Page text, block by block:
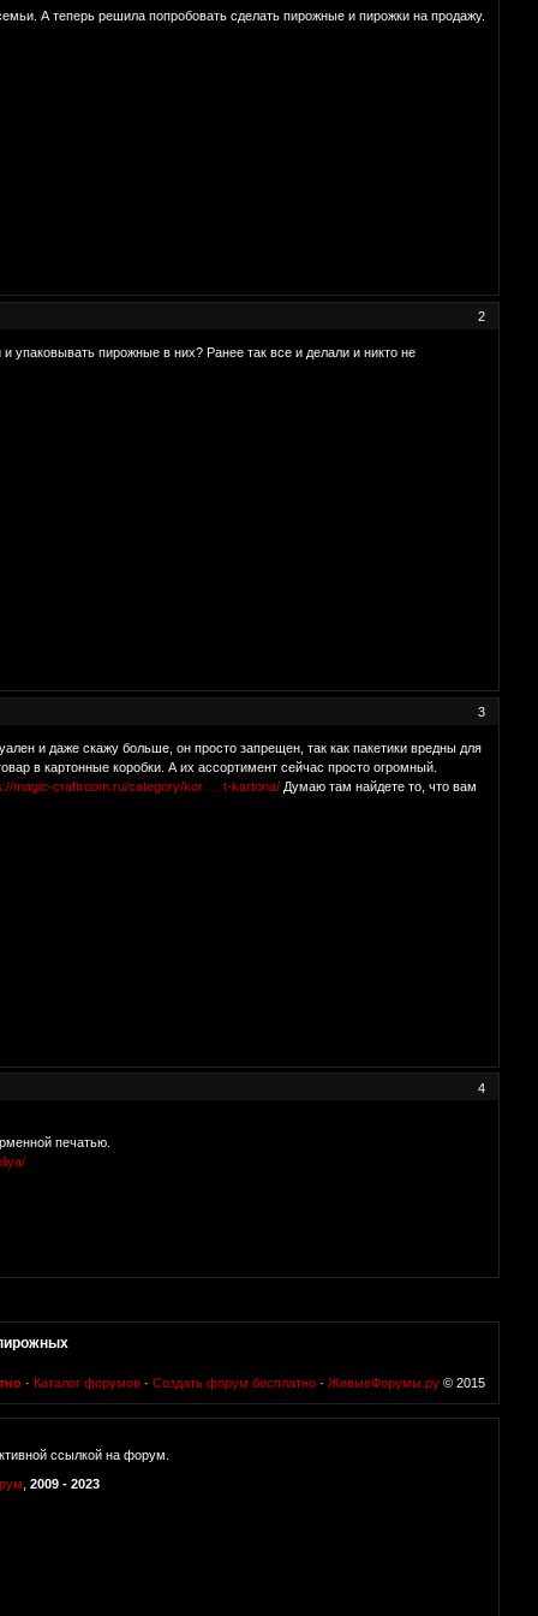
А теперь решила попробовать сделать пирожные и пирожки на продажу.
2
упаковывать пирожные в них? Ранее так все и делали и никто не
3
и даже скажу больше, он просто запрещен, так как пакетики вредны для
в картонные коробки. А их ассортимент сейчас просто огромный.
magic-craftroom.ru/category/kor … t-kartona/ Думаю там найдете то, что вам
4
печатью.
· Каталог форумов · Создать форум бесплатно · ЖивыеФорумы.ру © 2015
ссылкой на форум.
2009 - 2023